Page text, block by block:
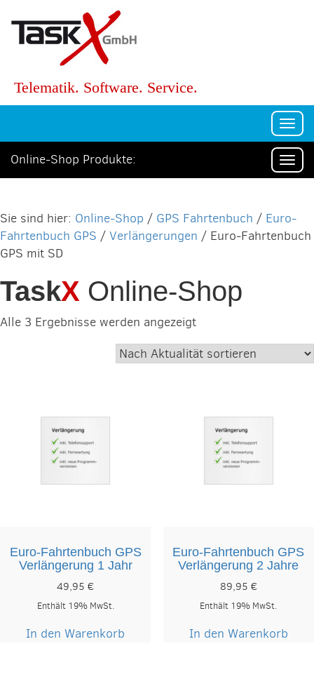
Telematik. Software. Service.
Online-Shop Produkte:
Online-Shop / GPS Fahrtenbuch / Euro-
Fahrtenbuch GPS / Verlängerungen / Euro-Fahrtenbuch
GPS mit SD
TaskX Online-Shop
Alle 3 Ergebnisse werden angezeigtNach
sortiert
Euro-Fahrtenbuch GPS
Verlängerung 1 Jahr
49,95€
Enthält 19% MwSt.
In den Warenkorb
Euro-Fahrtenbuch GPS
Verlängerung 2 Jahre
89,95 €
Enthält 19% MwSt.
In den Warenkorb